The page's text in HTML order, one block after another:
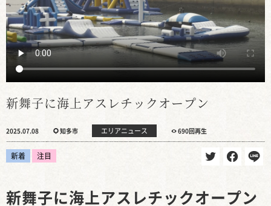
新舞子に海上アスレチックオープン
2025.07.08 知多市 エリアニュース 690回再生
新着 注目
新舞子に海上アスレチックオープン